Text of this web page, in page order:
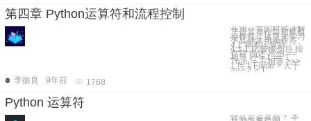
第四章 Python运算符和流程控制
在第一章的时候讲解
了运算操作符和赋值
操作符，这章来学习
下其他常用操作符。
4.1 基本运算符
4.1.1 比较操作符 操
作符 描述 示例 ==
相等 >>> 1 == 1
True != 不相等 >>>
1 != 1 False > 大于
>>> 2 > 1
李振良
9年前 1768
Python 运算符
什么是运算符？ 本